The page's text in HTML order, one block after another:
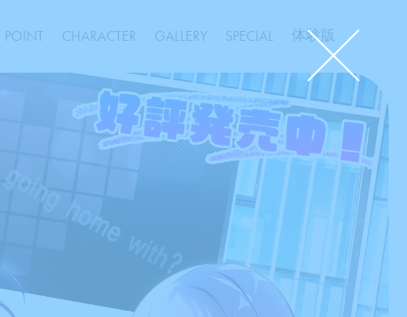
POINT CHARACTER GALLERY SPECIAL 体験版